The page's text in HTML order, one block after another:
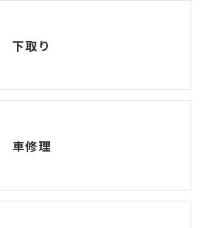
下取り
車修理